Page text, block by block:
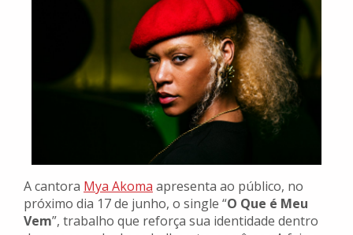
A cantora Mya Akoma apresenta ao público, no
próximo dia 17 de junho, o single “O Que é Meu
Vem”, trabalho que reforça sua identidade dentro